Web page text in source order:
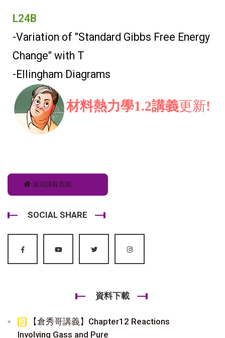
L24B
-Variation of "Standard Gibbs Free Energy
Change" with T
-Ellingham Diagrams
材料熱力學1.2講義更新!
返回課程頁面
SOCIAL SHARE
資料下載
【倉秀哥講義】Chapter12 Reactions
Involving Gass and Pure